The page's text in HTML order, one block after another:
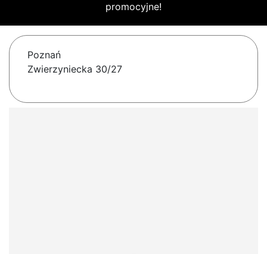
promocyjne!
Poznań
Zwierzyniecka 30/27